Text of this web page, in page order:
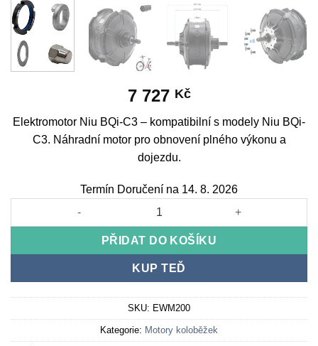
7 727 Kč
Elektromotor Niu BQi-C3 – kompatibilní s modely Niu BQi-
C3. Náhradní motor pro obnovení plného výkonu a
dojezdu.
Termín Doručení na 14. 8. 2026
PŘIDAT DO KOŠÍKU
KUP TEĎ
SKU: EWM200
Kategorie: Motory koloběžek